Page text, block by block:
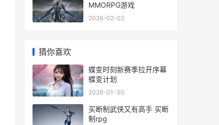
MMORPG游戏
2026-02-02
猜你喜欢
蝶变时刻新赛季拉开序幕
蝶变计划
2026-01-30
买断制武侠又有高手 买断
制rpg